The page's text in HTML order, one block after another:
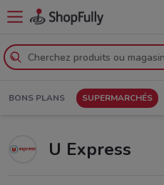
BONS PLANS SUPERMARCHÉS
U Express